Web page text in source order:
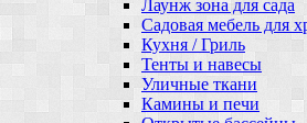
Лаунж зона для сада
Садовая мебель для
Кухня / Гриль
Тенты и навесы
Уличные ткани
Камины и печи